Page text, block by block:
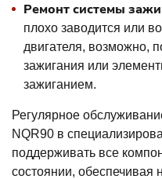
Ремонт системы
плохо заводится или
двигателя, возможно,
зажигания или
зажиганием.
Регулярное
NQR90 в
поддерживать все
состоянии, обеспечивая